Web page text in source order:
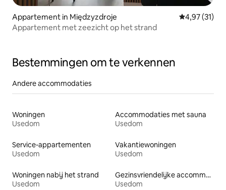
Appartement in Międzyzdroje Gemiddelde
4,97 (31)
Appartement met zeezicht op het strand
Bestemmingen om te verkennen
Andere accommodaties
Woningen
Usedom
Accommodaties met sauna
Usedom
Service-appartementen
Usedom
Vakantiewoningen
Usedom
Woningen nabij het strand
Usedom
Gezinsvriendelijke accommodaties
Usedom